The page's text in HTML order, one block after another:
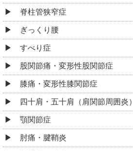
脊柱管狭窄症
ぎっくり腰
すべり症
股関節痛・変形性股関節症
膝痛・変形性膝関節症
四十肩・五十肩（肩関節周囲炎）
顎関節症
肘痛・腱鞘炎